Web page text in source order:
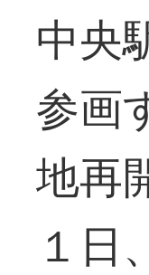
中央
参画
地再
１日